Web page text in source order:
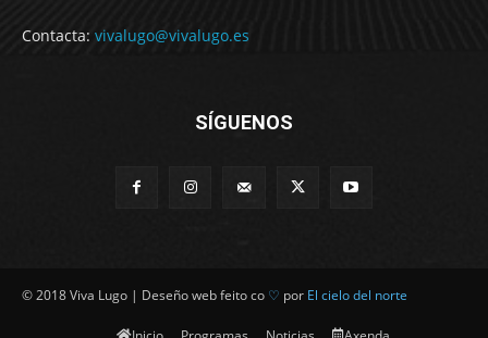
Contacta: vivalugo@vivalugo.es
SÍGUENOS
© 2018 Viva Lugo | Deseño web feito co ♡ por El cielo del norte